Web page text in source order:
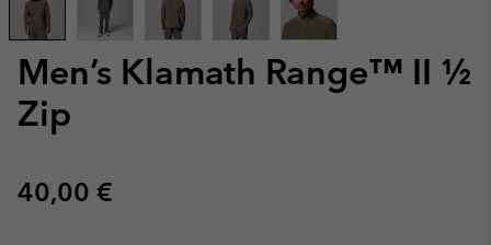
Men’s Klamath Range™ II ½
Zip
Regular price:
40,00 €